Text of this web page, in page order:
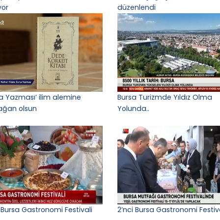
düzenlendi
Yazması’ ilim alemine
olsun
Bursa Turizmde Yıldız Olma
Yolunda..
Bursa Gastronomi Festivali 2’nci Bursa Gastronomi